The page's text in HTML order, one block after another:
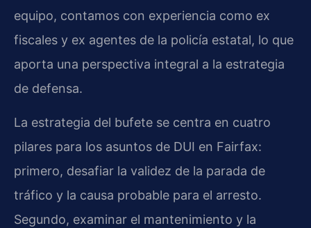
equipo, contamos con experiencia como ex
fiscales y ex agentes de la policía estatal, lo que
aporta una perspectiva integral a la estrategia
de defensa.
La estrategia del bufete se centra en cuatro
pilares para los asuntos de DUI en Fairfax:
primero, desafiar la validez de la parada de
tráfico y la causa probable para el arresto.
Segundo, examinar el mantenimiento y la